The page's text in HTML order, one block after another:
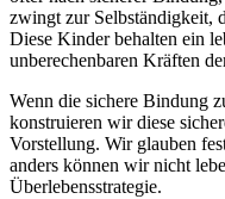
zwingt zur Selbständigkeit,
Diese Kinder behalten ein
unberechenbaren Kräften
Wenn die sichere Bindung
konstruieren wir diese
Vorstellung. Wir glauben
anders können wir nicht
Überlebensstrategie.